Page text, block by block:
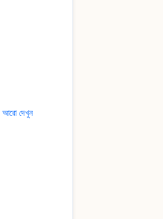
আরো দেখুন